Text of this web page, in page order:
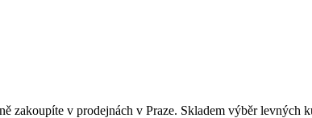
v prodejnách v Praze. Skladem výběr levných